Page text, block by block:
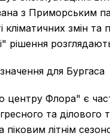
з Приморським
кліматичних змін
рішення
для Бургаса
центру Флора" є
та ділового
літнім